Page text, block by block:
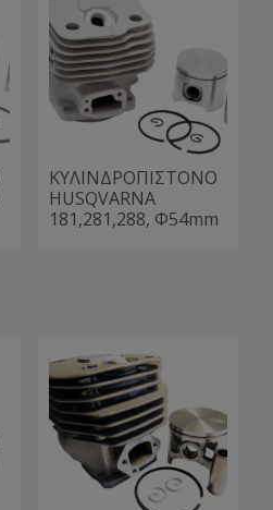
ΚΥΛΙΝΔΡΟΠΙΣΤΟΝΟ
HUSQVARNA
181,281,288, Φ54mm